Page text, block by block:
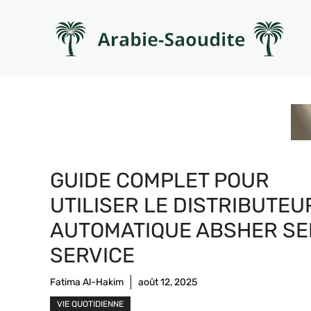
GUIDE COMPLET POUR
UTILISER LE
AUTOMATIQUE ABSHER
SERVICE
Fatima Al-Hakim août 12, 2025
VIE QUOTIDIENNE